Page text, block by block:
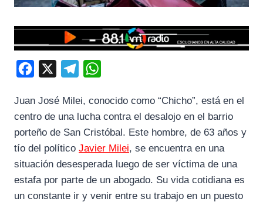
c
e
b
o
k
l
e
g
m
a
s
p
Juan José Milei, conocido como “Chicho”, está en el
centro de una lucha contra el desalojo en el barrio
porteño de San Cristóbal. Este hombre, de 63 años y
tío del político Javier Milei, se encuentra en una
situación desesperada luego de ser víctima de una
estafa por parte de un abogado. Su vida cotidiana es
un constante ir y venir entre su trabajo en un puesto